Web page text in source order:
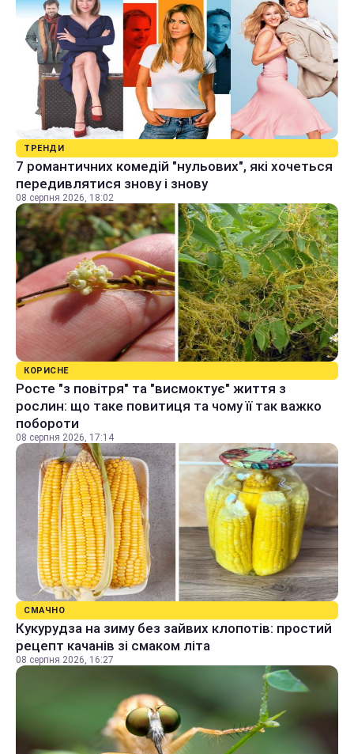
ТРЕНДИ
7 романтичних комедій "нульових", які хочеться
передивлятися знову і знову
08 серпня 2026, 18:02
КОРИСНЕ
Росте "з повітря" та "висмоктує" життя з
рослин: що таке повитиця та чому її так важко
побороти
08 серпня 2026, 17:14
СМАЧНО
Кукурудза на зиму без зайвих клопотів: простий
рецепт качанів зі смаком літа
08 серпня 2026, 16:27